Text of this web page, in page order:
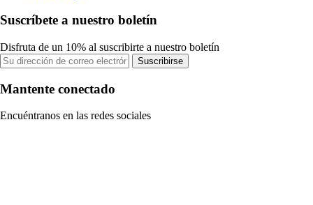
Suscríbete a nuestro boletín
Disfruta de un 10% al suscribirte a nuestro boletín
Suscribirse
Mantente conectado
Encuéntranos en las redes sociales